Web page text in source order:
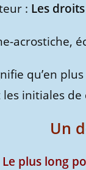
: Les
acrostiche,
qu’en
initiales
Un
Le plus long